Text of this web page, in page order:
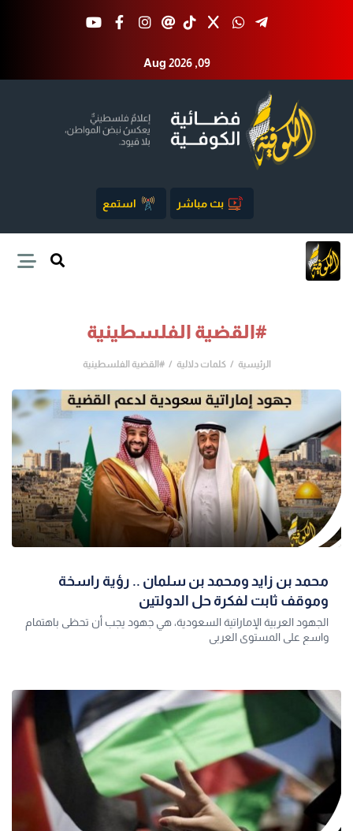
Aug 2026 ,09
بث مباشر استمع
#القضية الفلسطينية
الرئيسية كلمات دلالية #القضية الفلسطينية
محمد بن زايد ومحمد بن سلمان .. رؤية راسخة
وموقف ثابت لفكرة حل الدولتين
الجهود العربية الإماراتية السعودية، هي جهود يجب أن تحظى باهتمام
واسع على المستوى العربي